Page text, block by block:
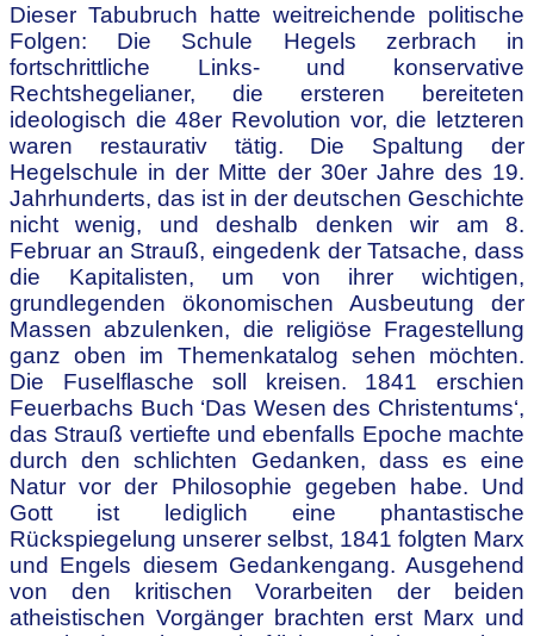
Dieser Tabubruch hatte weitreichende politische
Folgen: Die Schule Hegels zerbrach in
fortschrittliche Links- und konservative
Rechtshegelianer, die ersteren bereiteten
ideologisch die 48er Revolution vor, die letzteren
waren restaurativ tätig. Die Spaltung der
Hegelschule in der Mitte der 30er Jahre des 19.
Jahrhunderts, das ist in der deutschen Geschichte
nicht wenig, und deshalb denken wir am 8.
Februar an Strauß, eingedenk der Tatsache, dass
die Kapitalisten, um von ihrer wichtigen,
grundlegenden ökonomischen Ausbeutung der
Massen abzulenken, die religiöse Fragestellung
ganz oben im Themenkatalog sehen möchten.
Die Fuselflasche soll kreisen. 1841 erschien
Feuerbachs Buch ‘Das Wesen des Christentums‘,
das Strauß vertiefte und ebenfalls Epoche machte
durch den schlichten Gedanken, dass es eine
Natur vor der Philosophie gegeben habe. Und
Gott ist lediglich eine phantastische
Rückspiegelung unserer selbst, 1841 folgten Marx
und Engels diesem Gedankengang. Ausgehend
von den kritischen Vorarbeiten der beiden
atheistischen Vorgänger brachten erst Marx und